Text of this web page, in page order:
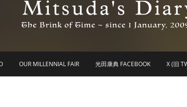
Diary
OUR MILLENNIAL FAIR 光田康典 FACEBOOK X (旧